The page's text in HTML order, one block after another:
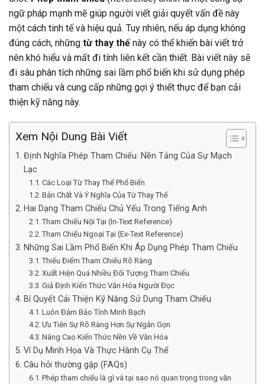
ngữ pháp mạnh mẽ giúp người viết giải quyết vấn đề này
một cách tinh tế và hiệu quả. Tuy nhiên, nếu áp dụng không
đúng cách, những từ thay thếnày có thể khiến bài viết trở
nên khó hiểu và mất đi tính liên kết cần thiết. Bài viết này sẽ
đi sâu phân tích những sai lầm phổ biến khi sử dụng phép
tham chiếu và cung cấp những gợi ý thiết thực để bạn cải
thiện kỹ năng này.
Xem Nội Dung Bài Viết
Định Nghĩa Phép Tham Chiếu: Nền Tảng Của Sự Mạch
Lạc
Các Loại Từ Thay Thế Phổ Biến
Bản Chất Và Ý Nghĩa Của Từ Thay Thế
Hai Dạng Tham Chiếu Chủ Yếu Trong Tiếng Anh
Tham Chiếu Nội Tại (In-Text Reference)
Tham Chiếu Ngoại Tại (Ex-Text Reference)
Những Sai Lầm Phổ Biến Khi Áp Dụng Phép Tham Chiếu
Thiếu Điểm Tham Chiếu Rõ Ràng
Xuất Hiện Quá Nhiều Đối Tượng Tham Chiếu
Giả Định Kiến Thức Văn Hóa Người Đọc
Bí Quyết Cải Thiện Kỹ Năng Sử Dụng Tham Chiếu
Luôn Đảm Bảo Tính Minh Bạch
Ưu Tiên Sự Rõ Ràng Hơn Sự Ngắn Gọn
Nâng Cao Kiến Thức Nền Về Văn Hóa
Ví Dụ Minh Họa Và Thực Hành Cụ Thể
Câu hỏi thường gặp (FAQs)
Phép tham chiếu là gì và tại sao nó quan trọng trong văn